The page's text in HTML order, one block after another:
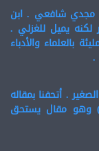
. مجدي شافعي . ابن
يميل للغزلي .
بالعلماء والأدباء
.
. أتحفنا بمقاله
) وهو مقال يستحق